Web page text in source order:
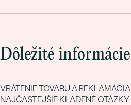
Dôležité informácie
VRÁTENIE TOVARU A REKLAMÁCIA
NAJČASTEJŠIE KLADENÉ OTÁZKY